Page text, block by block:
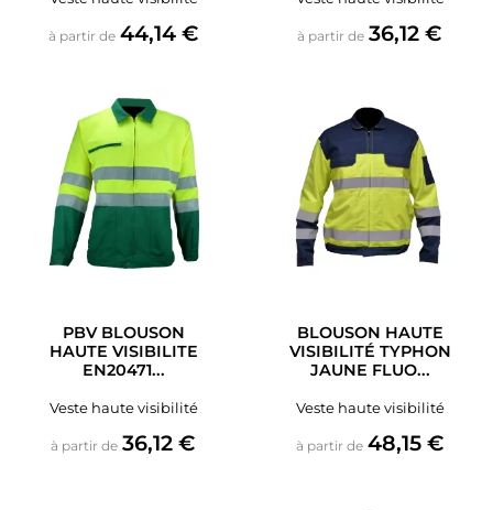
à partir de Prix
44,14 € à partir de Prix
36,12 €
PBV BLOUSON
HAUTE VISIBILITE
EN20471...
Veste haute visibilité
à partir de Prix
36,12 €
BLOUSON HAUTE
VISIBILITÉ TYPHON
JAUNE FLUO...
Veste haute visibilité
à partir de Prix
48,15 €